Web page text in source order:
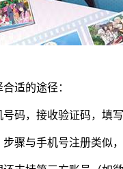
适的途径：
码，接收验证码，填
骤与手机号注册类似